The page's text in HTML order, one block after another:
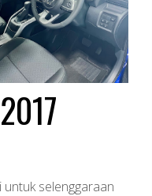
untuk selenggaraan